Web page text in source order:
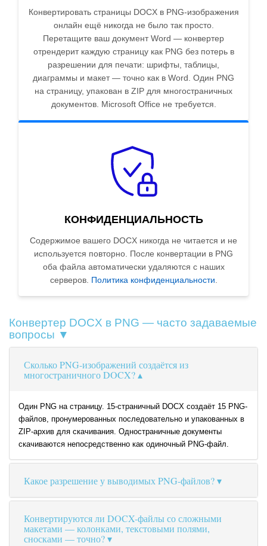
Конвертировать страницы DOCX в PNG-изображения
онлайн ещё никогда не было так просто.
Перетащите ваш документ Word — конвертер
отрендерит каждую страницу как PNG без потерь в
разрешении для печати: шрифты, таблицы,
диаграммы и макет — точно как в Word. Один PNG
на страницу, упакован в ZIP для многостраничных
документов. Microsoft Office не требуется.
КОНФИДЕНЦИАЛЬНОСТЬ
Содержимое вашего DOCX никогда не читается и не
используется повторно. После конвертации в PNG
оба файла автоматически удаляются с наших
серверов. Политика конфиденциальности.
Конвертер DOCX в PNG — часто задаваемые
вопросы ▼
Сколько PNG-изображений создаётся из
многостраничного DOCX?
Один PNG на страницу. 15-страничный DOCX создаёт 15 PNG-
файлов, пронумерованных последовательно и упакованных в
ZIP-архив для скачивания. Одностраничные документы
скачиваются непосредственно как одиночный PNG-файл.
Какое разрешение у выводимых PNG-файлов?
Конвертируются ли DOCX-файлы со сложными
макетами — колонками, текстовыми полями,
сносками — точно?